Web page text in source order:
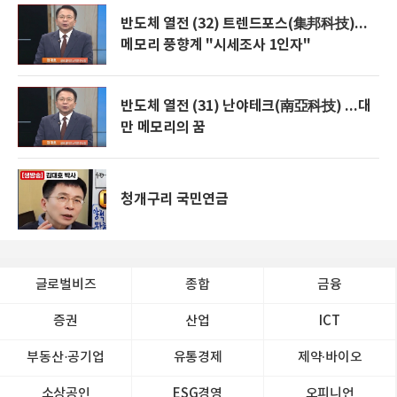
반도체 열전 (32) 트렌드포스(集邦科技)...
메모리 풍향계 "시세조사 1인자"
반도체 열전 (31) 난야테크(南亞科技) ...대
만 메모리의 꿈
청개구리 국민연금
글로벌비즈 종합 금융
증권 산업 ICT
부동산·공기업 유통경제 제약∙바이오
소상공인 ESG경영 오피니언